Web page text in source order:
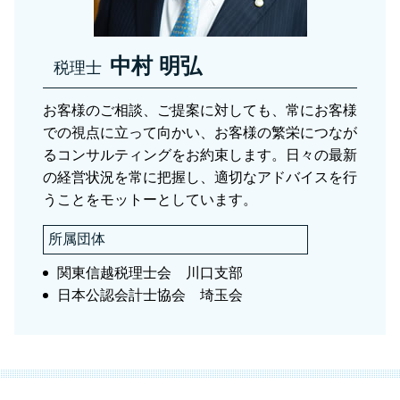
税務調査 税理士 川口市
相続税 税理士 川口市
税理士 中村 明弘
お客様のご相談、ご提案に対しても、常にお客様
での視点に立って向かい、お客様の繁栄につなが
るコンサルティングをお約束します。日々の最新
の経営状況を常に把握し、適切なアドバイスを行
うことをモットーとしています。
所属団体
関東信越税理士会 川口支部
日本公認会計士協会 埼玉会